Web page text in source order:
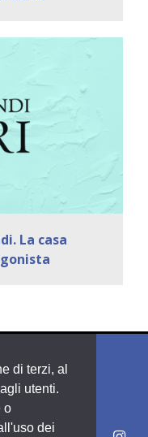
di terzi, al
utenti.
o
dei
La casa